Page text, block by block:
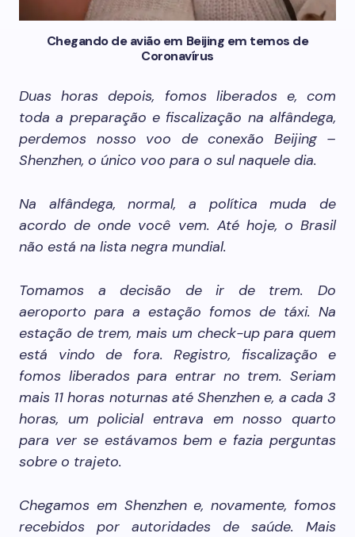
Chegando de avião em Beijing em temos de
Coronavírus
Duas horas depois, fomos liberados e, com
toda a preparação e fiscalização na alfândega,
perdemos nosso voo de conexão Beijing –
Shenzhen, o único voo para o sul naquele dia.
Na alfândega, normal, a política muda de
acordo de onde você vem. Até hoje, o Brasil
não está na lista negra mundial.
Tomamos a decisão de ir de trem. Do
aeroporto para a estação fomos de táxi. Na
estação de trem, mais um check-up para quem
está vindo de fora. Registro, fiscalização e
fomos liberados para entrar no trem. Seriam
mais 11 horas noturnas até Shenzhen e, a cada 3
horas, um policial entrava em nosso quarto
para ver se estávamos bem e fazia perguntas
sobre o trajeto.
Chegamos em Shenzhen e, novamente, fomos
recebidos por autoridades de saúde. Mais